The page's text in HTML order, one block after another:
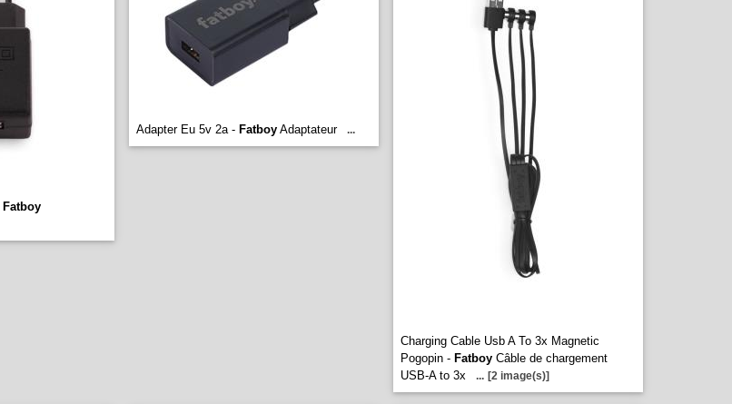
Fatboy
Adapter Eu 5v 2a - Fatboy Adaptateur ...
Charging Cable Usb A To 3x Magnetic
Pogopin - Fatboy Câble de chargement
USB-A to 3x
... [2 image(s)]